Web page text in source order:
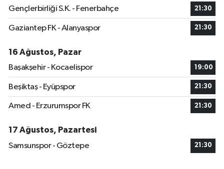
Gençlerbirliği S.K. - Fenerbahçe 21:30
Gaziantep FK - Alanyaspor 21:30
16 Ağustos, Pazar
Başakşehir - Kocaelispor
19:00
Beşiktaş - Eyüpspor 21:30
Amed - Erzurumspor FK 21:30
17 Ağustos, Pazartesi
Samsunspor - Göztepe
21:30